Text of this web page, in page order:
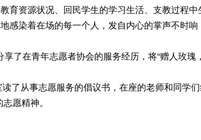
育资源状况、回民学生的学习生活、支教过程中
感染着在场的每一个人，发自内心的掌声不时响
了在青年志愿者协会的服务经历，将“赠人玫瑰
了从事志愿服务的倡议书，在座的老师和同学
志愿精神。